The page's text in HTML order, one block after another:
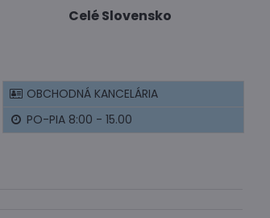
Celé Slovensko
OBCHODNÁ KANCELÁRIA
PO-PIA 8:00 - 15.00